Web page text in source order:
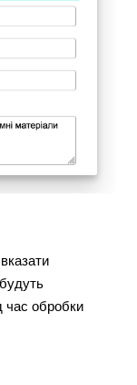
час обробки